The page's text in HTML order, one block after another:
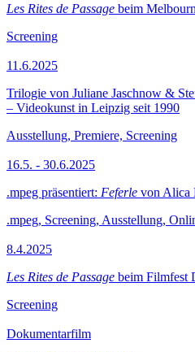
Les Rites de Passage beim
Screening
11.6.2025
Trilogie von Juliane Jaschnow &
– Videokunst in Leipzig seit 1990
Ausstellung, Premiere, Screening
16.5. - 30.6.2025
.mpeg präsentiert: Feferle von Alica
.mpeg, Screening, Ausstellung,
8.4.2025
Les Rites de Passage beim Filmfest
Screening
Dokumentarfilm